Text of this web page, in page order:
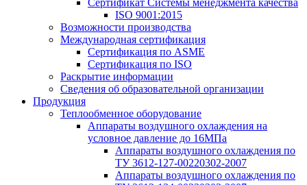
ISO 9001:2015
Возможности производства
Международная сертификация
Сертификация по ASME
Сертификация по ISO
Раскрытие информации
Сведения об образовательной организации
Продукция
Теплообменное оборудование
Аппараты воздушного охлаждения на
условное давление до 16МПа
Аппараты воздушного охлаждения по
ТУ 3612-127-00220302-2007
Аппараты воздушного охлаждения по